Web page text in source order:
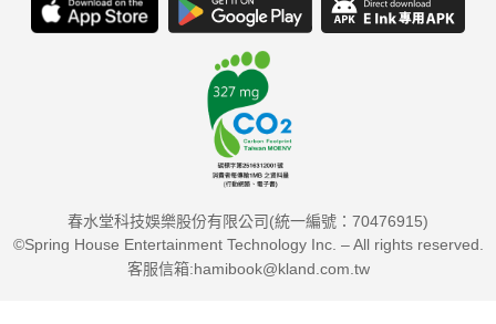
春水堂科技娛樂股份有限公司(統一編號：70476915)
©Spring House Entertainment Technology Inc. – All rights reserved.
客服信箱:hamibook@kland.com.tw